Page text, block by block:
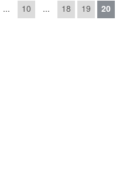
... 10 ... 18 19 20